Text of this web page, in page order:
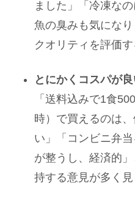
ました」「冷凍な
魚の臭みも気にな
クオリティを評価す
とにかくコスパが
「送料込みで1食
時）で買えるのは
い」「コンビニ弁
が整うし、経済的
持する意見が多く見